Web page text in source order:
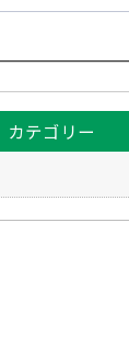
カテゴリー